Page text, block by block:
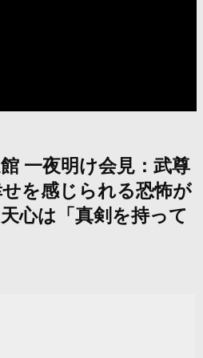
一夜明け会見：武尊
せを感じられる恐怖が
心は「真剣を持って